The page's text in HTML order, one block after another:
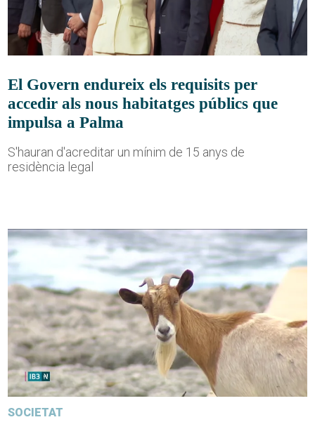
El Govern endureix els requisits per
accedir als nous habitatges públics que
impulsa a Palma
S'hauran d'acreditar un mínim de 15 anys de
residència legal
SOCIETAT